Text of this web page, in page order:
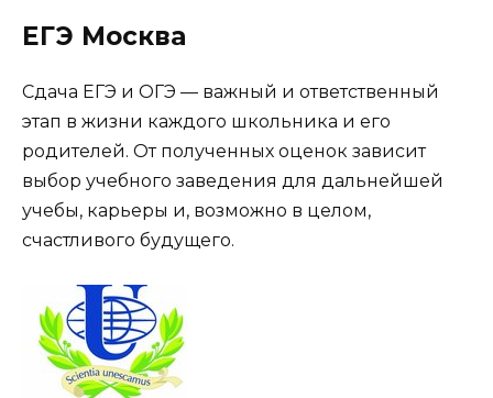
ЕГЭ Москва
Сдача ЕГЭ и ОГЭ — важный и ответственный
этап в жизни каждого школьника и его
родителей. От полученных оценок зависит
выбор учебного заведения для дальнейшей
учебы, карьеры и, возможно в целом,
счастливого будущего.